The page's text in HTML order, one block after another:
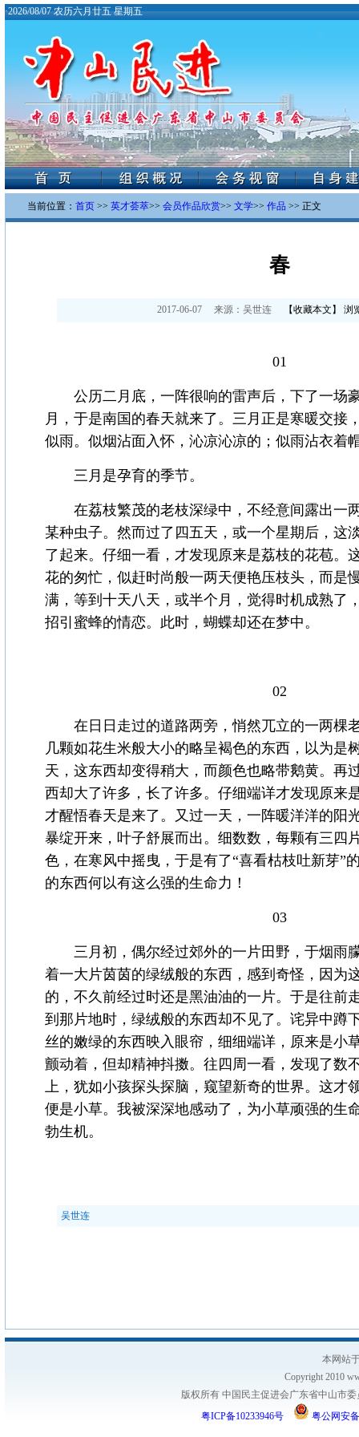
·2026/08/07 农历六月廿五 星期五
当前位置： 首页 >> 英才荟萃>> 会员作品欣赏>> 文学>> 作品 >> 正文
春
2017-06-07 来源： 吴世连 【收藏本文 】 浏
01
公历二月底，一阵很响的雷声后，下了一场
月，于是南国的春天就来了。三月正是寒暖交接
似雨。似烟沾面入怀，沁凉沁凉的；似雨沾衣着
三月是孕育的季节。
在荔枝繁茂的老枝深绿中，不经意间露出一
某种虫子。然而过了四五天，或一个星期后，这
了起来。仔细一看，才发现原来是荔枝的花苞。
花的匆忙，似赶时尚般一两天便艳压枝头，而是
满，等到十天八天，或半个月，觉得时机成熟了
招引蜜蜂的情恋。此时，蝴蝶却还在梦中。
02
在日日走过的道路两旁，悄然兀立的一两棵
几颗如花生米般大小的略呈褐色的东西，以为是
天，这东西却变得稍大，而颜色也略带鹅黄。再
西却大了许多，长了许多。仔细端详才发现原来
才醒悟春天是来了。又过一天，一阵暖洋洋的阳
暴绽开来，叶子舒展而出。细数数，每颗有三四
色，在寒风中摇曳，于是有了“喜看枯枝吐新芽”
的东西何以有这么强的生命力！
03
三月初，偶尔经过郊外的一片田野，于烟雨
着一大片茵茵的绿绒般的东西，感到奇怪，因为
的，不久前经过时还是黑油油的一片。于是往前
到那片地时，绿绒般的东西却不见了。诧异中蹲
丝的嫩绿的东西映入眼帘，细细端详，原来是小
颤动着，但却精神抖擞。往四周一看，发现了数
上，犹如小孩探头探脑，窥望新奇的世界。这才
便是小草。我被深深地感动了，为小草顽强的生
勃生机。
吴世连
本网站
Copyright 2010
版权所有 中国民主促进会广东省中山市
粤ICP备10233946号
粤公网安